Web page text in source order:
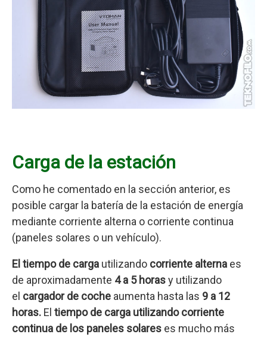
Carga de la estación
Como he comentado en la sección anterior, es
posible cargar la batería de la estación de energía
mediante corriente alterna o corriente continua
(paneles solares o un vehículo).
El tiempo de carga utilizando corriente alterna es
de aproximadamente 4 a 5 horasy utilizando
el cargador de coche aumenta hasta las 9 a 12
horas. El tiempo de carga utilizando corriente
continua de los paneles solares es mucho más